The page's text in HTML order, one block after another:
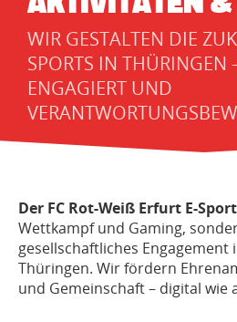
WIR GESTALTEN DIE
SPORTS IN THÜRINGEN
ENGAGIERT UND
Der FC Rot-Weiß Erfurt E-Sport
Wettkampf und Gaming,
gesellschaftliches Engagement
Thüringen. Wir fördern
und Gemeinschaft – digital wie